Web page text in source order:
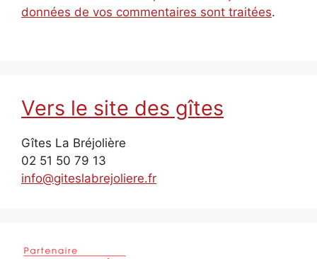
données de vos commentaires sont traitées.
Vers le site des gîtes
Gîtes La Bréjolière
02 51 50 79 13
info@giteslabrejoliere.fr